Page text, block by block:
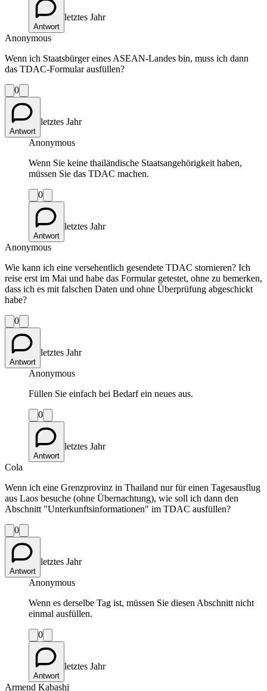
Antwort
letztes Jahr
Anonymous
Wenn ich Staatsbürger eines ASEAN-Landes bin, muss ich dann
das TDAC-Formular ausfüllen?
0
Antwort
letztes Jahr
Anonymous
Wenn Sie keine thailändische Staatsangehörigkeit haben,
müssen Sie das TDAC machen.
0
Antwort
letztes Jahr
Anonymous
Wie kann ich eine versehentlich gesendete TDAC stornieren? Ich
reise erst im Mai und habe das Formular getestet, ohne zu bemerken,
dass ich es mit falschen Daten und ohne Überprüfung abgeschickt
habe?
0
Antwort
letztes Jahr
Anonymous
Füllen Sie einfach bei Bedarf ein neues aus.
0
Antwort
letztes Jahr
Cola
Wenn ich eine Grenzprovinz in Thailand nur für einen Tagesausflug
aus Laos besuche (ohne Übernachtung), wie soll ich dann den
Abschnitt "Unterkunftsinformationen" im TDAC ausfüllen?
0
Antwort
letztes Jahr
Anonymous
Wenn es derselbe Tag ist, müssen Sie diesen Abschnitt nicht
einmal ausfüllen.
0
Antwort
letztes Jahr
Armend Kabashi